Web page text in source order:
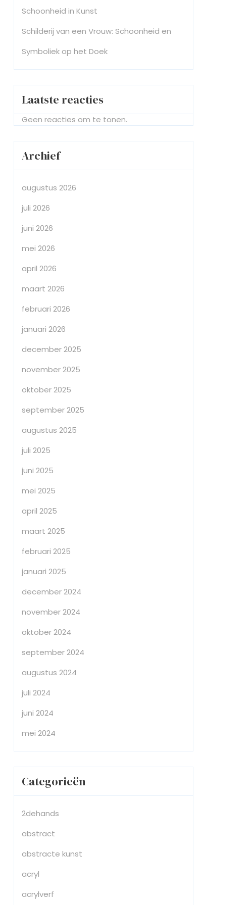
Schoonheid in Kunst
Schilderij van een Vrouw: Schoonheid en
Symboliek op het Doek
Laatste reacties
Geen reacties om te tonen.
Archief
augustus 2026
juli 2026
juni 2026
mei 2026
april 2026
maart 2026
februari 2026
januari 2026
december 2025
november 2025
oktober 2025
september 2025
augustus 2025
juli 2025
juni 2025
mei 2025
april 2025
maart 2025
februari 2025
januari 2025
december 2024
november 2024
oktober 2024
september 2024
augustus 2024
juli 2024
juni 2024
mei 2024
Categorieën
2dehands
abstract
abstracte kunst
acryl
acrylverf